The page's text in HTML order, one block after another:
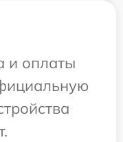
и оплаты